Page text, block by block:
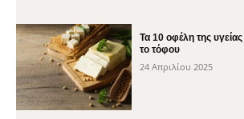
Τα 10 οφέλη της
το τόφου
24 Απριλίου 2025